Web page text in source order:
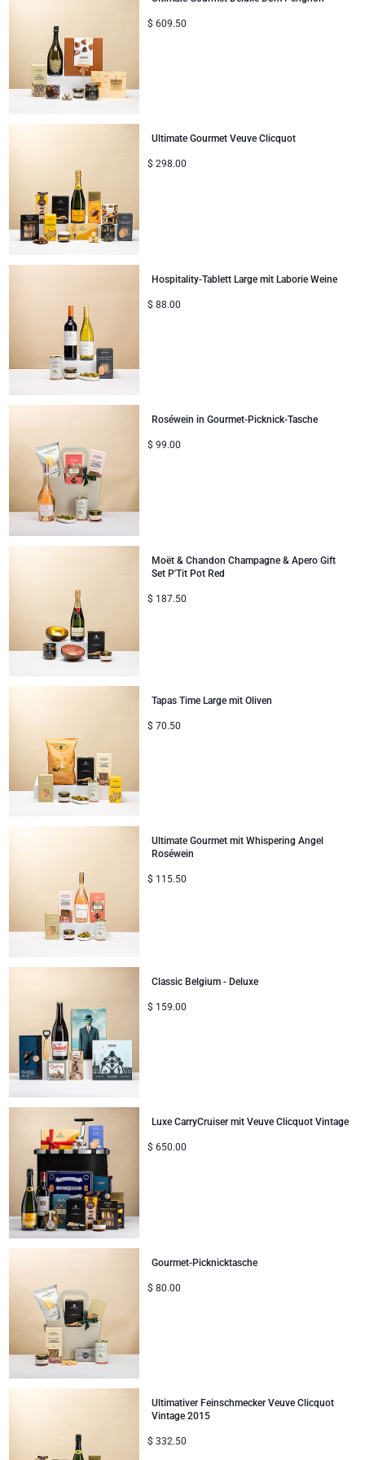
Geschenke ideal zum Teilen
Neue Baby-Geschenke
Geschenke für Kinder
Weihnachtsgeschenke
$ 609.50
Ultimate Gourmet Veuve Clicquot
$ 298.00
Hospitality-Tablett Large mit Laborie Weine
$ 88.00
Roséwein in Gourmet-Picknick-Tasche
$ 99.00
Moët & Chandon Champagne & Apero Gift
Set P'Tit Pot Red
$ 187.50
Tapas Time Large mit Oliven
$ 70.50
Ultimate Gourmet mit Whispering Angel
Roséwein
$ 115.50
Classic Belgium - Deluxe
$ 159.00
Luxe CarryCruiser mit Veuve Clicquot Vintage
$ 650.00
Gourmet-Picknicktasche
$ 80.00
Ultimativer Feinschmecker Veuve Clicquot
Vintage 2015
$ 332.50